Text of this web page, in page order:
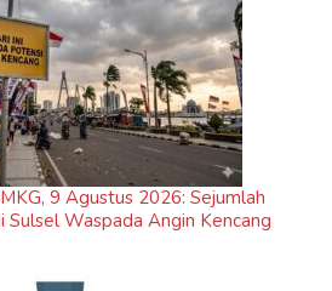
9 Agustus 2026: Sejumlah
Waspada Angin Kencang